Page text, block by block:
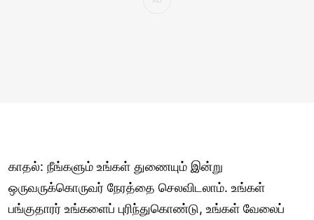
காதல்: நீங்களும் உங்கள் துணையும் இன்று
ஒருவருக்கொருவர் நேரத்தை செலவிடலாம். உங்கள்
பங்குதாரர் உங்களைப் புரிந்துகொண்டு, உங்கள் வேலைப்